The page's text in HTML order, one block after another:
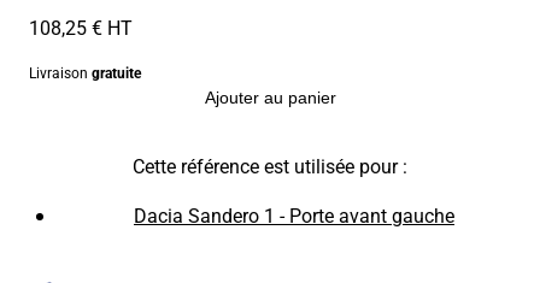
108,25 € HT
Livraison gratuite
Ajouter au panier
Cette référence est utilisée pour :
Dacia Sandero 1 - Porte avant gauche